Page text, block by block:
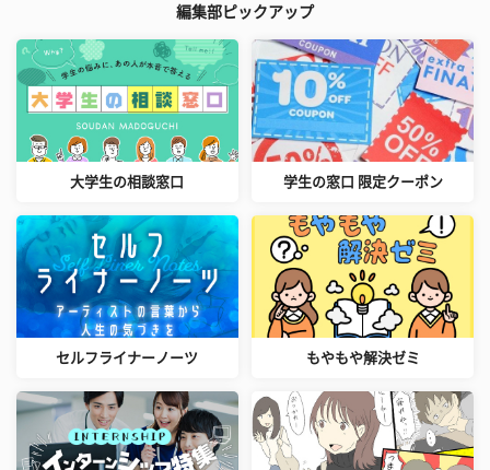
編集部ピックアップ
大学生の相談窓口 学生の窓口 限定クーポン
セルフライナーノーツ もやもや解決ゼミ